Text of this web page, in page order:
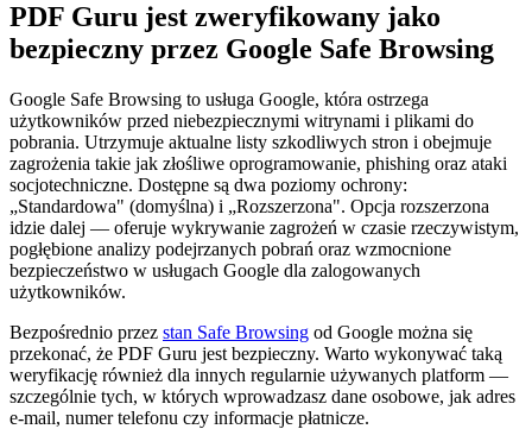
PDF Guru jest zweryfikowany jako
bezpieczny przez Google Safe Browsing
Google Safe Browsing to usługa Google, która ostrzega
użytkowników przed niebezpiecznymi witrynami i plikami do
pobrania. Utrzymuje aktualne listy szkodliwych stron i obejmuje
zagrożenia takie jak złośliwe oprogramowanie, phishing oraz ataki
socjotechniczne. Dostępne są dwa poziomy ochrony:
„Standardowa" (domyślna) i „Rozszerzona". Opcja rozszerzona
idzie dalej — oferuje wykrywanie zagrożeń w czasie rzeczywistym,
pogłębione analizy podejrzanych pobrań oraz wzmocnione
bezpieczeństwo w usługach Google dla zalogowanych
użytkowników.
Bezpośrednio przez stan Safe Browsing od Google można się
przekonać, że PDF Guru jest bezpieczny. Warto wykonywać taką
weryfikację również dla innych regularnie używanych platform —
szczególnie tych, w których wprowadzasz dane osobowe, jak adres
e-mail, numer telefonu czy informacje płatnicze.